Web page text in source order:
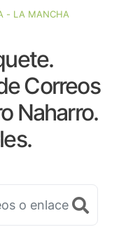
- LA MANCHA
Correos
Naharro.